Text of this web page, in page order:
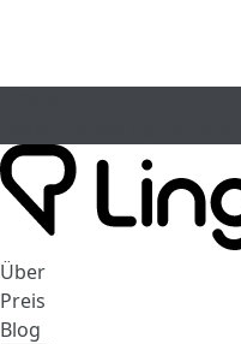
Über
Preis
Blog